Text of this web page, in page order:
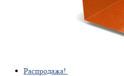
Распродажа!